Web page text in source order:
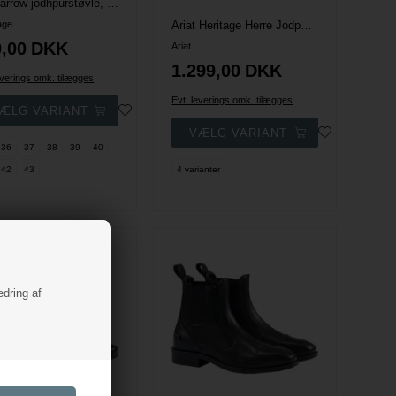
af
EQ Farrow jodhpurstøvle, vegansk læder - Brun
DKK
omk. tilægges
36 37 38 39 40
42 43
Ariat Heritage Herre Jodphur Ridestøvler
Ariat
1.299,00 DKK
Evt. leverings omk. tilægges
4 varianter